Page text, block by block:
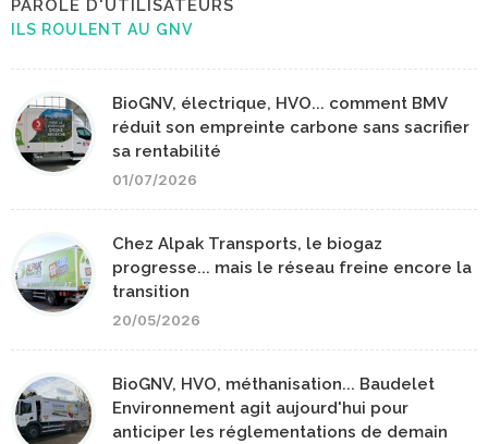
PAROLE D'UTILISATEURS
ILS ROULENT AU GNV
BioGNV, électrique, HVO... comment BMV
réduit son empreinte carbone sans sacrifier
sa rentabilité
01/07/2026
Chez Alpak Transports, le biogaz
progresse... mais le réseau freine encore la
transition
20/05/2026
BioGNV, HVO, méthanisation... Baudelet
Environnement agit aujourd'hui pour
anticiper les réglementations de demain